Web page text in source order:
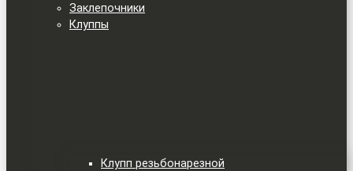
Заклепочники
Клуппы
Клупп резьбонарезной